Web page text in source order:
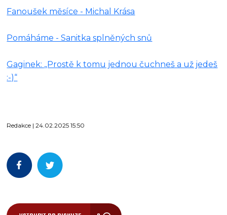
Fanoušek měsíce - Michal Krása
Pomáháme - Sanitka splněných snů
Gaginek: „Prostě k tomu jednou čuchneš a už jedeš
:-)“
Redakce | 24.02.2025 15:50